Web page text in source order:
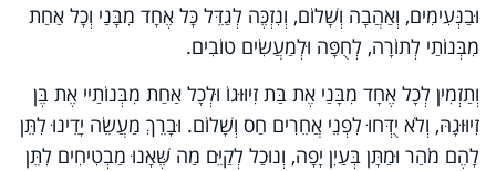
וּבַנְּעִימִים, וְאַהֲבָה וְשָׁלוֹם, וְנִזְכֶּה לְגַדֵּל כָּל אֶחָד מִבָּנַי וְכָל אַחַת
מִבְּנוֹתַי לְתוֹרָה, לְחֻפָּה וּלְמַעֲשִׂים טוֹבִים.
וְתַזְמִין לְכָל אֶחָד מִבָּנַי אֶת בַּת זִיוּוּגוֹ וּלְכָל אַחַת מִבְּנוֹתַיי אֶת בֶּן
זִיוּוּגָהּ, וְלֹא יֻדְּחוּ לִפְנֵי אֲחֵרִים חַס וְשָׁלוֹם. וּבָרֵךְ מַעֲשֵׂה יָדֵינוּ לִתֵּן
לָהֶם מֹהַר וּמַתָּן בְּעַיִן יָפָה, וְנוּכַל לְקַיֵּם מַה שֶּׁאָנוּ מַבְטִיחִים לִתֵּן